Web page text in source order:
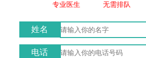
专业医生 无需排队
姓名
电话